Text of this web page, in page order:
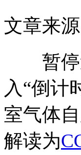
文章来
暂停
入“倒计
室气体
解读为